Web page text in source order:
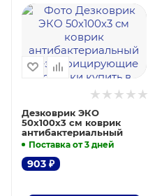
Дезковрик ЭКО
50х100х3 см коврик
антибактериальный
Поставка от 3 дней
903 ₽